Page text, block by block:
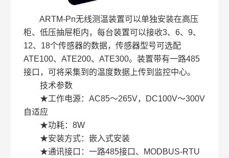
ARTM-Pn无线测温装置可以单独安装在高压
柜、低压抽屉柜内，每台装置可以接收3、6、9、
12、18个传感器的数据，传感器型号可选配
ATE100、ATE200、ATE300。装置带有一路485
接口，可将采集到的温度数据上传到监控中心。
技术参数
★工作电源：AC85～265V，DC100V～300V
自适应
★功耗：8W
★安装方式：嵌入式安装
★通讯接口：一路485接口、MODBUS-RTU